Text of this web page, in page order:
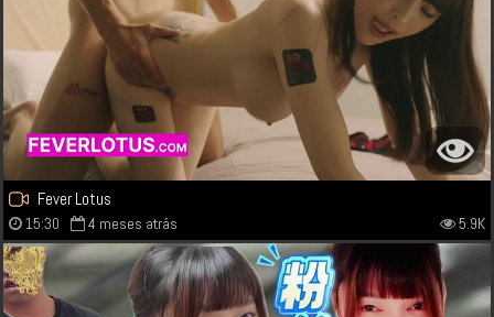
Fever Lotus
15:30 4 meses atrás 5.9K